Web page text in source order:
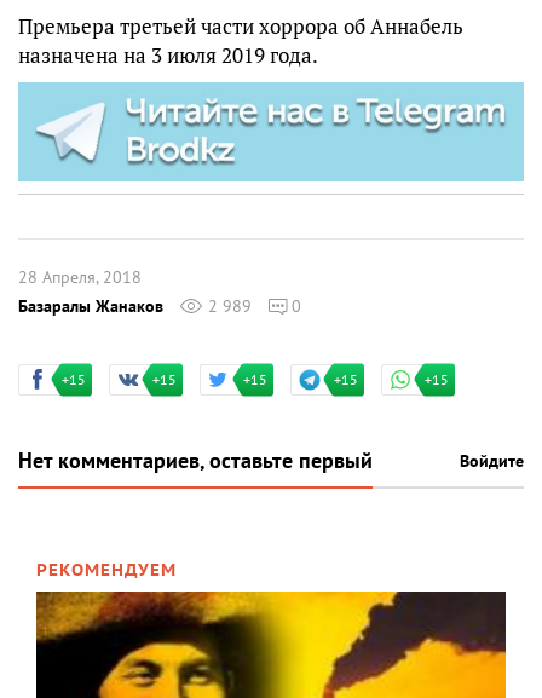
Премьера третьей части хоррора об Аннабель
назначена на 3 июля 2019 года.
28 Апреля, 2018
Базаралы Жанаков
2 989 0
+15 +15 +15 +15 +15
Нет комментариев, оставьте первый Войдите
РЕКОМЕНДУЕМ